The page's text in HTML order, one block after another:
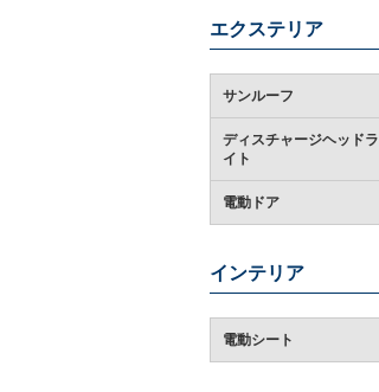
エクステリア
サンルーフ
ディスチャージヘッドラ
イト
電動ドア
インテリア
電動シート